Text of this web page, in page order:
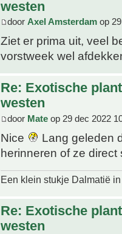
westen
door Axel Amsterdam op
Ziet er prima uit, veel
vorstweek wel
Re: Exotische
westen
door Mate op 29 dec 2022
Nice
Lang geleden
herinneren of ze
Een klein stukje Dalmatië
Re: Exotische
westen